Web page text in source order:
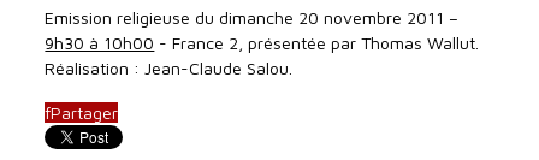
Emission religieuse du dimanche 20 novembre 2011 –
9h30 à 10h00 - France 2, présentée par Thomas Wallut.
Réalisation : Jean-Claude Salou.
fPartager